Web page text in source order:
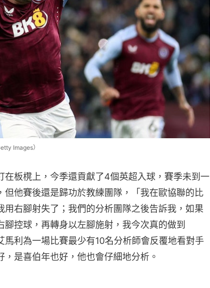
Images）
在板櫈上，今季還貢獻了4個英超入球，賽季未到一
但他賽後還是歸功於教練團隊，「我在歐協聯的比
用右腳射失了；我們的分析團隊之後告訴我，如果
腳控球，再轉身以左腳施射，我今次真的做到
馬利為一場比賽最少有10名分析師會反覆地看對手
，是喜伯年也好，他也會仔細地分析。